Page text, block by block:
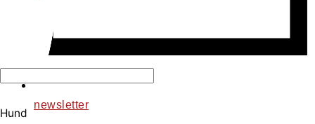
Hund
newsletter